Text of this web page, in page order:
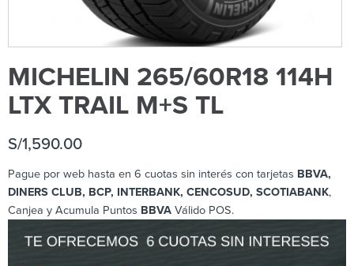
MICHELIN 265/60R18 114H
LTX TRAIL M+S TL
S/1,590.00
Pague por web hasta en 6 cuotas sin interés con tarjetas BBVA,
DINERS CLUB, BCP, INTERBANK, CENCOSUD, SCOTIABANK,
Canjea y Acumula Puntos BBVA Válido POS.